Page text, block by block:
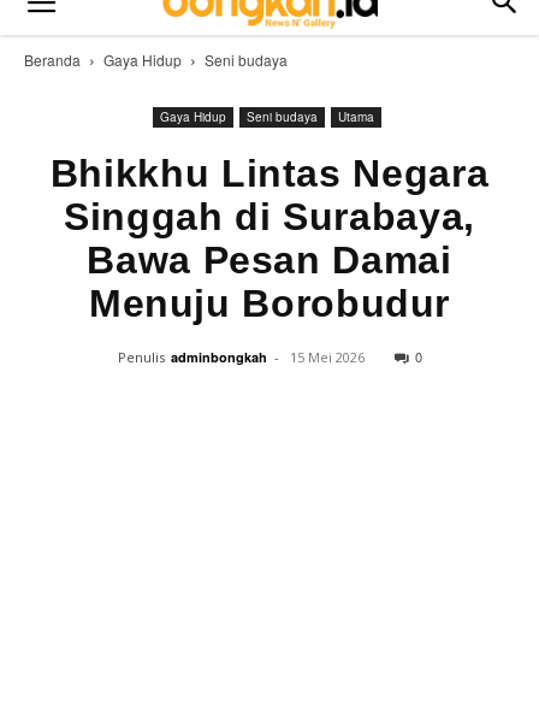
Beranda Gaya Hidup Seni budaya
Gaya Hidup Seni budaya Utama
Bhikkhu Lintas Negara
Singgah di Surabaya,
Bawa Pesan Damai
Menuju Borobudur
Penulis adminbongkah - 15 Mei 2026 0